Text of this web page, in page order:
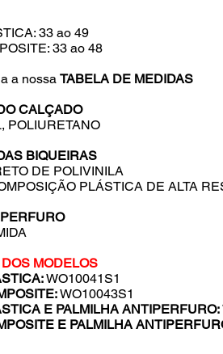
33 ao 49
33 ao 48
a nossa TABELA DE MEDIDAS
CALÇADO
POLIURETANO
BIQUEIRAS
DE POLIVINILA
PLÁSTICA DE ALTA
MODELOS
WO10041S1
WO10043S1
E PALMILHA ANTIPERFURO:
E PALMILHA